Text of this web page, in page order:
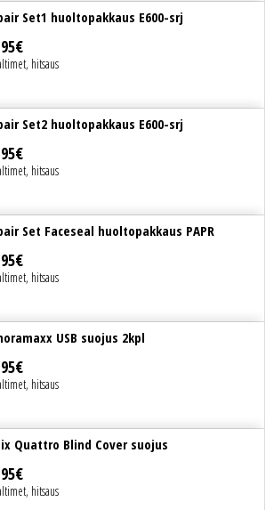
Set1 huoltopakkaus E600-srj
95€
hitsaus
Set2 huoltopakkaus E600-srj
95€
hitsaus
Set Faceseal huoltopakkaus PAPR
95€
hitsaus
USB suojus 2kpl
95€
hitsaus
Quattro Blind Cover suojus
95€
hitsaus